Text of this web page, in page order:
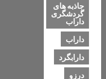
جاذبه های
گردشگری
داراب
داراب
دارابگرد
درزو